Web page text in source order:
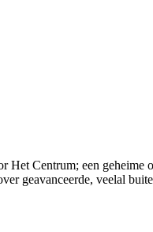
Centrum; een geheime
geavanceerde, veelal